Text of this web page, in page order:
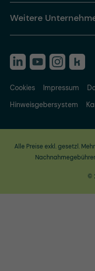
Weitere
Cookies Impressum
Hinweisgebersystem
Alle Preise exkl. gesetzl.
©